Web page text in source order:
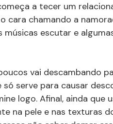
a tecer um
chamando a
músicas escutar e
vai descambando
serve para causar
logo. Afinal, ainda que
na pele e nas texturas